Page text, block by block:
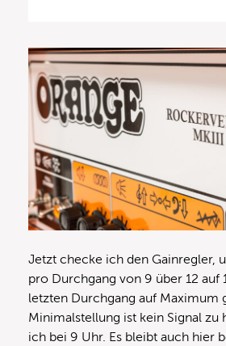
Jetzt checke ich den Gainregler,
pro Durchgang von 9 über 12 auf
letzten Durchgang auf Maximum
Minimalstellung ist kein Signal zu
ich bei 9 Uhr. Es bleibt auch hier